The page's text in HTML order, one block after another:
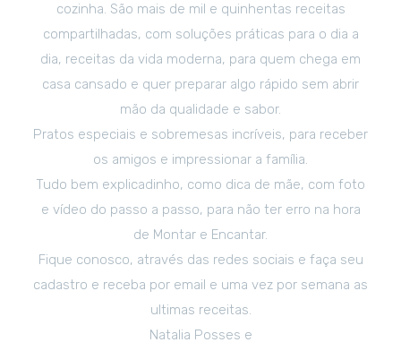
cozinha. São mais de mil e quinhentas receitas
compartilhadas, com soluções práticas para o dia a
dia, receitas da vida moderna, para quem chega em
casa cansado e quer preparar algo rápido sem abrir
mão da qualidade e sabor.
Pratos especiais e sobremesas incríveis, para receber
os amigos e impressionar a família.
Tudo bem explicadinho, como dica de mãe, com foto
e vídeo do passo a passo, para não ter erro na hora
de Montar e Encantar.
Fique conosco, através das redes sociais e faça seu
cadastro e receba por email e uma vez por semana as
ultimas receitas.
Natalia Posses e